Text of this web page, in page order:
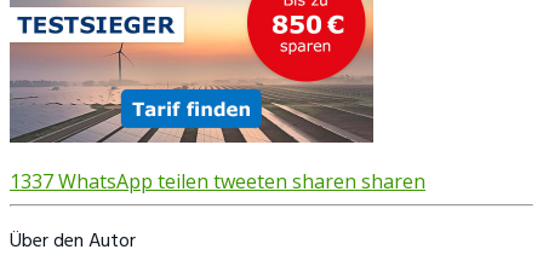
1337WhatsApp teilen tweeten sharen sharen
Über den Autor